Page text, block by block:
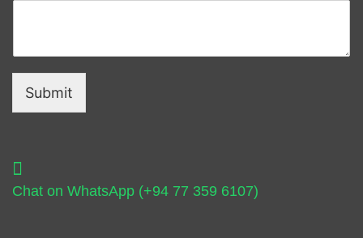
Submit
Chat on WhatsApp (+94 77 359 6107)